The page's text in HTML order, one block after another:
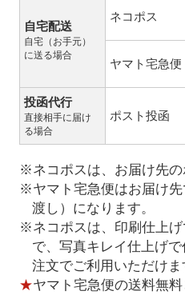
自宅配送
自宅（お手元）
に送る場合
ネコポス
ヤマト宅急便
投函代行
直接相手に届け
る場合
ポスト投函
※ネコポスは、お届け先の
※ヤマト宅急便はお届け
渡し）になります。
※ネコポスは、印刷仕上げ
で、写真キレイ仕上げ
注文でご利用いただけま
★ヤマト宅急便の送料無